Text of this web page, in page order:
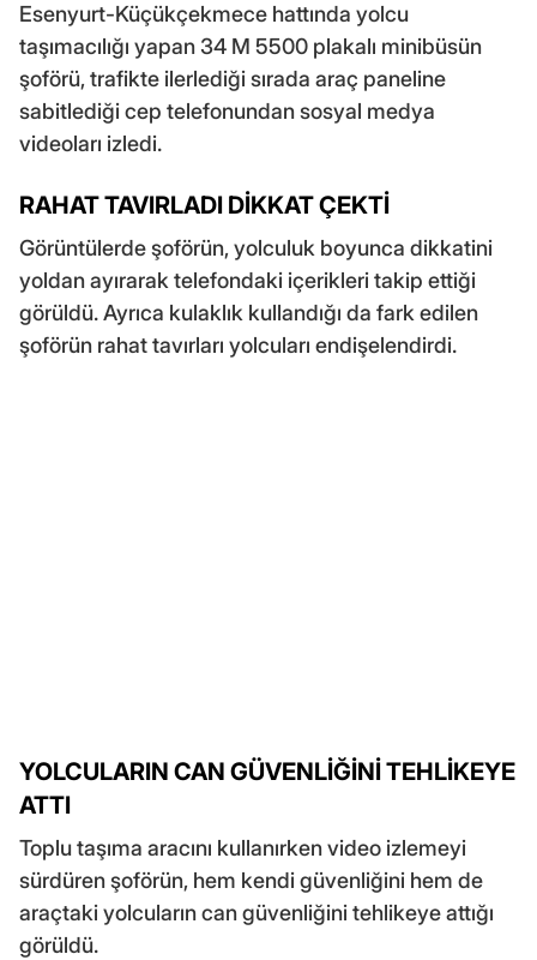
Esenyurt-Küçükçekmece hattında yolcu
taşımacılığı yapan 34 M 5500 plakalı minibüsün
şoförü, trafikte ilerlediği sırada araç paneline
sabitlediği cep telefonundan sosyal medya
videoları izledi.
RAHAT TAVIRLADI DİKKAT ÇEKTİ
Görüntülerde şoförün, yolculuk boyunca dikkatini
yoldan ayırarak telefondaki içerikleri takip ettiği
görüldü. Ayrıca kulaklık kullandığı da fark edilen
şoförün rahat tavırları yolcuları endişelendirdi.
YOLCULARIN CAN GÜVENLİĞİNİ TEHLİKEYE
ATTI
Toplu taşıma aracını kullanırken video izlemeyi
sürdüren şoförün, hem kendi güvenliğini hem de
araçtaki yolcuların can güvenliğini tehlikeye attığı
görüldü.